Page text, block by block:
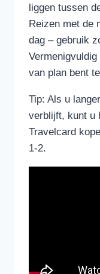
liggen tussen
Reizen met de
dag – gebruik
van plan bent
Tip: Als u
verblijft, kunt u
Travelcard
1-2.